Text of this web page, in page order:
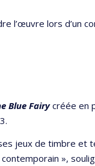
l’œuvre lors d’un
Blue Fairy créée en
jeux de timbre et
»,